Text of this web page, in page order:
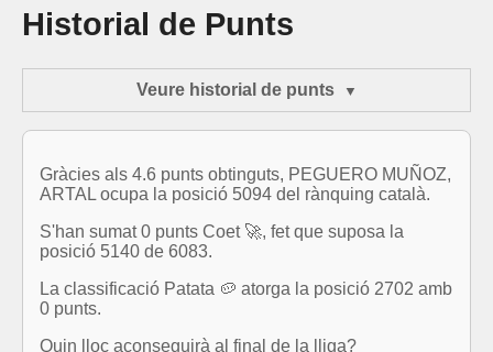
Historial de Punts
Veure historial de punts
Gràcies als 4.6 punts obtinguts, PEGUERO MUÑOZ,
ARTAL ocupa la posició 5094 del rànquing català.
S'han sumat 0 punts Coet 🚀, fet que suposa la
posició 5140 de 6083.
La classificació Patata 🥔 atorga la posició 2702 amb
0 punts.
Quin lloc aconseguirà al final de la lliga?